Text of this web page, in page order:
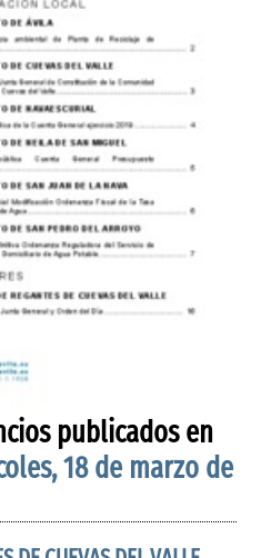
publicados en
18 de marzo de